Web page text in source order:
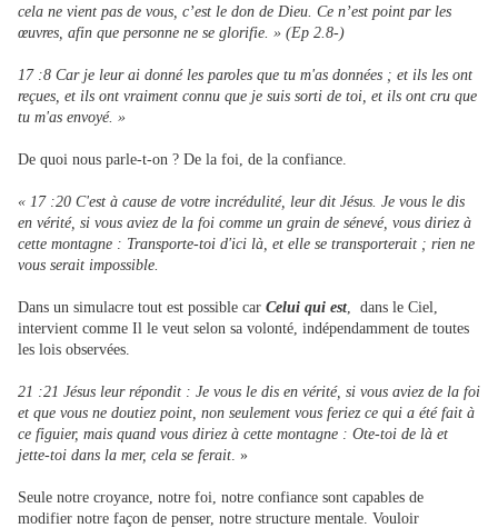
cela ne vient pas de vous, c’est le don de Dieu. Ce n’est point par les
œuvres, afin que personne ne se glorifie. » (Ep 2.8-)
17 :8 Car je leur ai donné les paroles que tu m'as données ; et ils les ont
reçues, et ils ont vraiment connu que je suis sorti de toi, et ils ont cru que
tu m'as envoyé. »
De quoi nous parle-t-on ? De la foi, de la confiance.
« 17 :20 C'est à cause de votre incrédulité, leur dit Jésus. Je vous le dis
en vérité, si vous aviez de la foi comme un grain de sénevé, vous diriez à
cette montagne : Transporte-toi d'ici là, et elle se transporterait ; rien ne
vous serait impossible.
Dans un simulacre tout est possible car Celui qui est, dans le Ciel,
intervient comme Il le veut selon sa volonté, indépendamment de toutes
les lois observées.
21 :21 Jésus leur répondit : Je vous le dis en vérité, si vous aviez de la foi
et que vous ne doutiez point, non seulement vous feriez ce qui a été fait à
ce figuier, mais quand vous diriez à cette montagne : Ote-toi de là et
jette-toi dans la mer, cela se ferait . »
Seule notre croyance, notre foi, notre confiance sont capables de
modifier notre façon de penser, notre structure mentale. Vouloir